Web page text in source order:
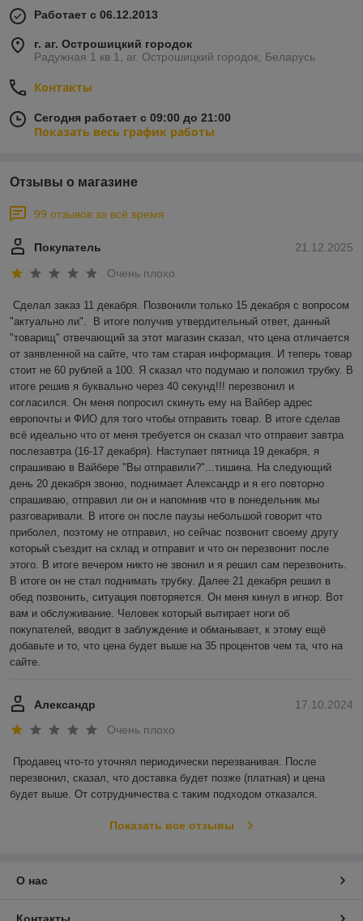
Работает с 06.12.2013
г. аг. Острошицкий городок
Радужная 1 кв 1, аг. Острошицкий городок, Беларусь
Контакты
Сегодня работает с 09:00 до 21:00
Показать весь график работы
Отзывы о магазине
99 отзывов за всё время
21.12.2025
Покупатель
Очень плохо
Сделал заказ 11 декабря. Позвонили только 15 декабря с вопросом
"актуально ли".  В итоге получив утвердительный ответ, данный
"товарищ" отвечающий за этот магазин сказал, что цена отличается
от заявленной на сайте, что там старая информация. И теперь товар
стоит не 60 рублей а 100. Я сказал что подумаю и положил трубку. В
итоге решив я буквально через 40 секунд!!! перезвонил и
согласился. Он меня попросил скинуть ему на Вайбер адрес
европочты и ФИО для того чтобы отправить товар. В итоге сделав
всё идеально что от меня требуется он сказал что отправит завтра
послезавтра (16-17 декабря). Наступает пятница 19 декабря, я
спрашиваю в Вайбере "Вы отправили?"...тишина. На следующий
день 20 декабря звоню, поднимает Александр и я его повторно
спрашиваю, отправил ли он и напомнив что в понедельник мы
разговаривали. В итоге он после паузы небольшой говорит что
приболел, поэтому не отправил, но сейчас позвонит своему другу
который съездит на склад и отправит и что он перезвонит после
этого. В итоге вечером никто не звонил и я решил сам перезвонить.
В итоге он не стал поднимать трубку. Далее 21 декабря решил в
обед позвонить, ситуация повторяется. Он меня кинул в игнор. Вот
вам и обслуживание. Человек который вытирает ноги об
покупателей, вводит в заблуждение и обманывает, к этому ещё
добавьте и то, что цена будет выше на 35 процентов чем та, что на
сайте.
17.10.2024
Александр
Очень плохо
Продавец что-то уточнял периодически перезванивая. После
перезвонил, сказал, что доставка будет позже (платная) и цена
будет выше. От сотрудничества с таким подходом отказался.
Показать все отзывы
О нас